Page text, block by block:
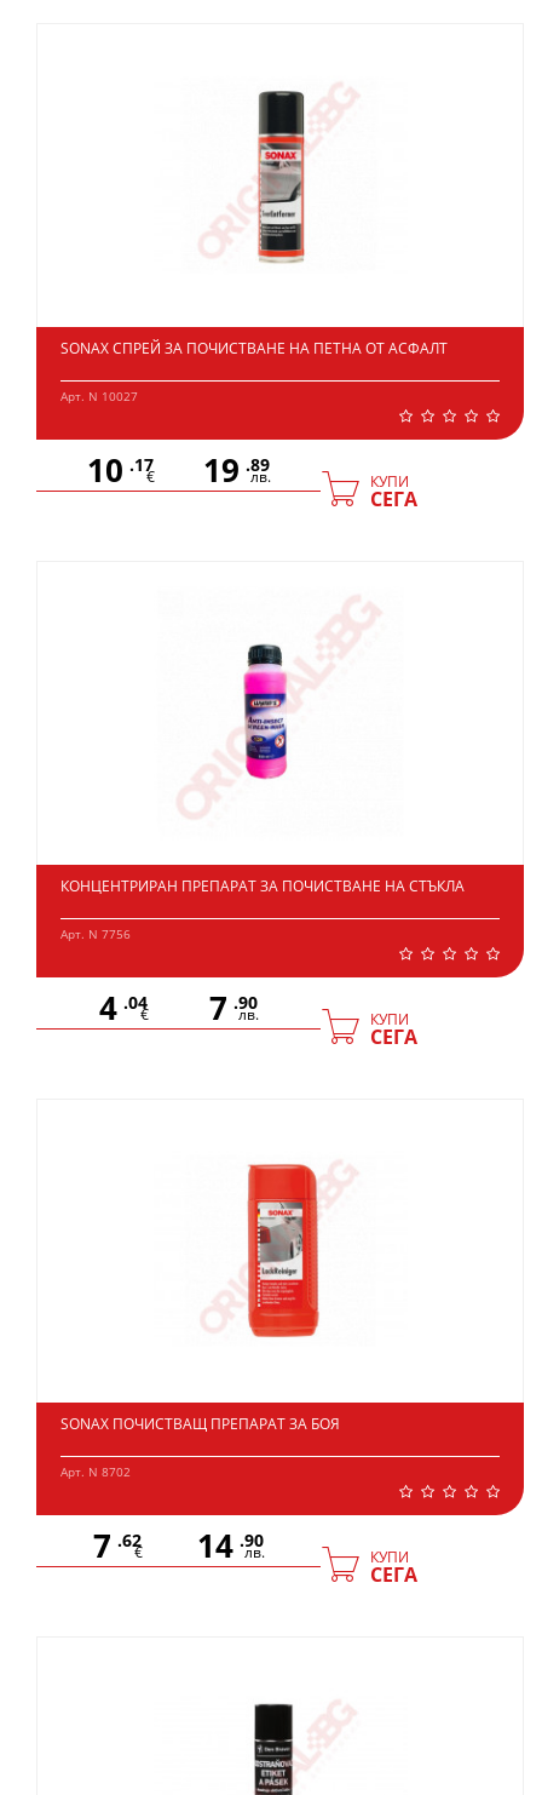
SONAX СПРЕЙ ЗА ПОЧИСТВАНЕ НА ПЕТНА ОТ АСФАЛТ
Арт. N 10027
10 .17
€ 19 .89
лв. КУПИ
СЕГА
КОНЦЕНТРИРАН ПРЕПАРАТ ЗА ПОЧИСТВАНЕ НА СТЪКЛА
Арт. N 7756
4 .04
€ 7 .90
лв. КУПИ
СЕГА
SONAX ПОЧИСТВАЩ ПРЕПАРАТ ЗА БОЯ
Арт. N 8702
7 .62
€ 14 .90
лв. КУПИ
СЕГА